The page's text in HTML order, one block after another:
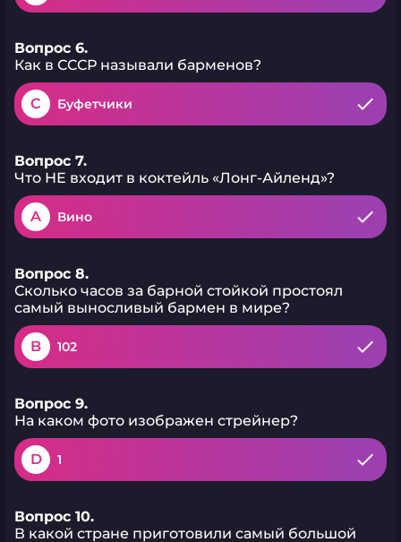
Вопрос 6.
Как в СССР называли барменов?
C Буфетчики
Вопрос 7.
Что НЕ входит в коктейль «Лонг-Айленд»?
A Вино
Вопрос 8.
Сколько часов за барной стойкой простоял
самый выносливый бармен в мире?
B 102
Вопрос 9.
На каком фото изображен стрейнер?
D 1
Вопрос 10.
В какой стране приготовили самый большой